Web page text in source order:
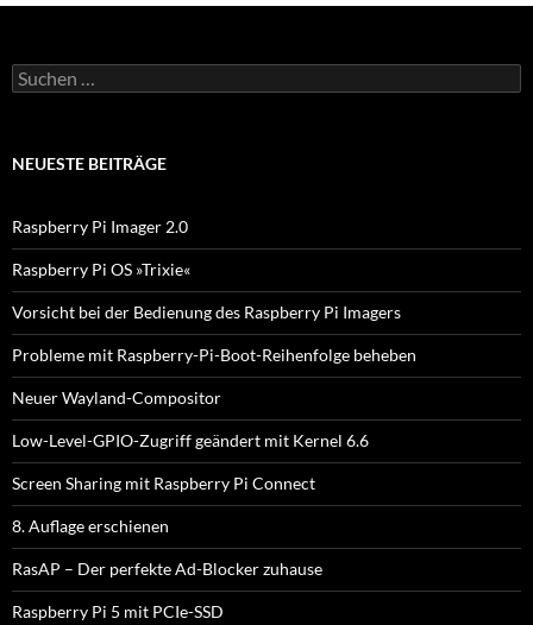
S
u
e
a
c
h
:
NEUESTE BEITRÄGE
Raspberry Pi Imager 2.0
Raspberry Pi OS »Trixie«
Vorsicht bei der Bedienung des Raspberry Pi Imagers
Probleme mit Raspberry-Pi-Boot-Reihenfolge beheben
Neuer Wayland-Compositor
Low-Level-GPIO-Zugriff geändert mit Kernel 6.6
Screen Sharing mit Raspberry Pi Connect
8. Auflage erschienen
RasAP – Der perfekte Ad-Blocker zuhause
Raspberry Pi 5 mit PCIe-SSD